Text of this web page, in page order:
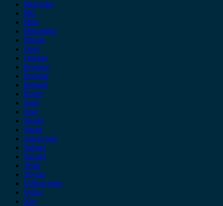
Mercedes
MG
Mini
Mitsubishi
Nissan
Opel
Omoda
Peugeot
Porsche
Renault
Rover
Saab
Seat
Skoda
Smart
ssangyong
Subaru
Suzuki
Tesla
Toyota
Volkswagen
Volvo
Xev